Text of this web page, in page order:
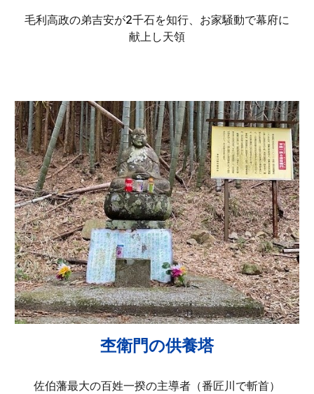
毛利高政の弟吉安が2千石を知行、お家騒動で幕府に
献上し天領
杢衛門の供養塔
佐伯藩最大の百姓一揆の主導者（番匠川で斬首）